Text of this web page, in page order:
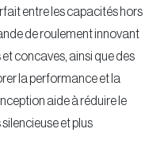
entre les capacités hors
de roulement innovant
concaves, ainsi que des
la performance et la
aide à réduire le
et plus